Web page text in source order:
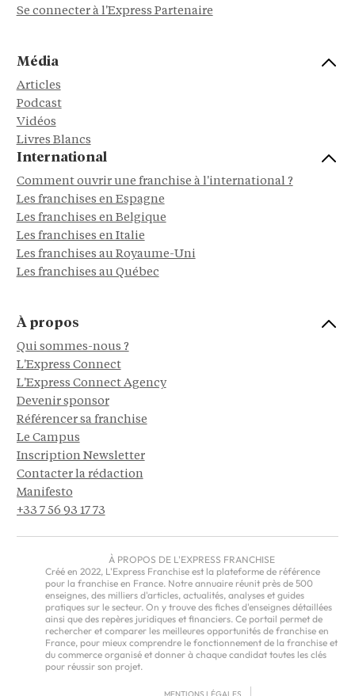
Se connecter à l'Express Partenaire
Média
Articles
Podcast
Vidéos
Livres Blancs
International
Comment ouvrir une franchise à l'international ?
Les franchises en Espagne
Les franchises en Belgique
Les franchises en Italie
Les franchises au Royaume-Uni
Les franchises au Québec
À propos
Qui sommes-nous ?
L'Express Connect
L'Express Connect Agency
Devenir sponsor
Référencer sa franchise
Le Campus
Inscription Newsletter
Contacter la rédaction
Manifesto
+33 7 56 93 17 73
À PROPOS DE L'EXPRESS FRANCHISE
Créé en 2022, L'Express Franchise est la plateforme de référence
pour la franchise en France. Notre annuaire réunit près de 500
enseignes, des milliers d'articles, actualités, analyses et guides
pratiques sur le secteur. On y trouve des fiches d'enseignes détaillées
ainsi que des repères juridiques et financiers. Ce portail permet de
rechercher et comparer les meilleures opportunités de franchise en
France, pour mieux comprendre le fonctionnement de la franchise et
du commerce organisé et donner à chaque candidat toutes les clés
pour réussir son projet.